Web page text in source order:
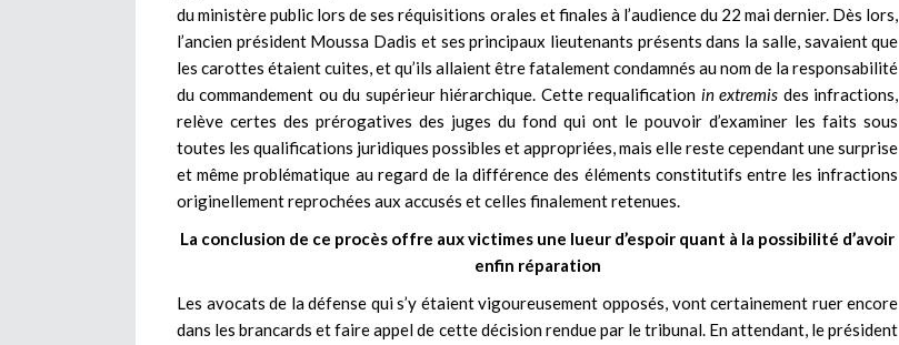
du ministère public lors de ses réquisitions orales et finales à l’audience du 22 mai dernier. Dès lors,
l’ancien président Moussa Dadis et ses principaux lieutenants présents dans la salle, savaient que
les carottes étaient cuites, et qu’ils allaient être fatalement condamnés au nom de la responsabilité
du commandement ou du supérieur hiérarchique. Cette requalification in extremis des infractions,
relève certes des prérogatives des juges du fond qui ont le pouvoir d’examiner les faits sous
toutes les qualifications juridiques possibles et appropriées, mais elle reste cependant une surprise
et même problématique au regard de la différence des éléments constitutifs entre les infractions
originellement reprochées aux accusés et celles finalement retenues.
La conclusion de ce procès offre aux victimes une lueur d’espoir quant à la possibilité d’avoir
enfin réparation
Les avocats de la défense qui s’y étaient vigoureusement opposés, vont certainement ruer encore
dans les brancards et faire appel de cette décision rendue par le tribunal. En attendant, le président